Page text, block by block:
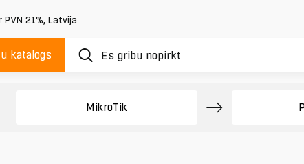
PVN 21%, Latvija
katalogs
MikroTik